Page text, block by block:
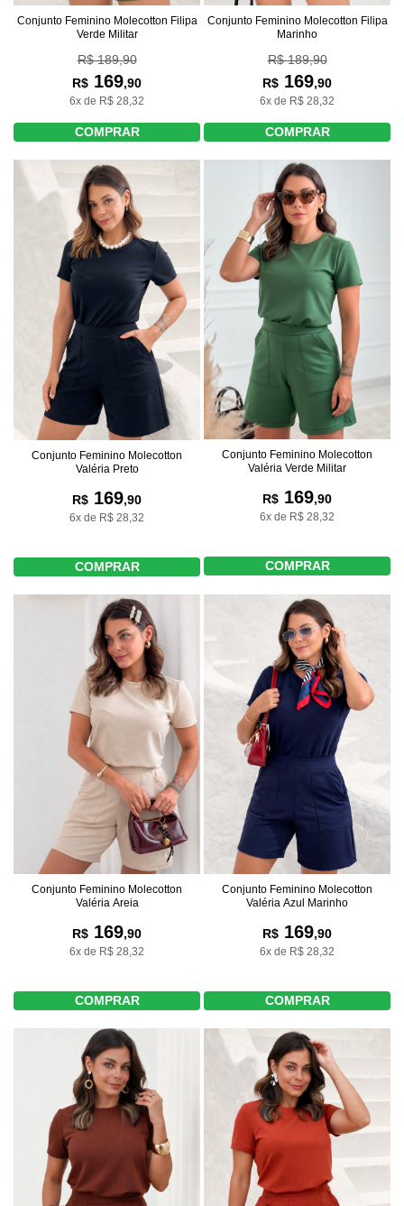
Conjunto Feminino Molecotton Filipa
Verde Militar
R$ 189,90
R$ 169,90
6x de R$ 28,32
COMPRAR
Conjunto Feminino Molecotton Filipa
Marinho
R$ 189,90
R$ 169,90
6x de R$ 28,32
COMPRAR
Conjunto Feminino Molecotton
Valéria Preto
R$ 169,90
6x de R$ 28,32
COMPRAR
Conjunto Feminino Molecotton
Valéria Verde Militar
R$ 169,90
6x de R$ 28,32
COMPRAR
Conjunto Feminino Molecotton
Valéria Areia
R$ 169,90
6x de R$ 28,32
COMPRAR
Conjunto Feminino Molecotton
Valéria Azul Marinho
R$ 169,90
6x de R$ 28,32
COMPRAR